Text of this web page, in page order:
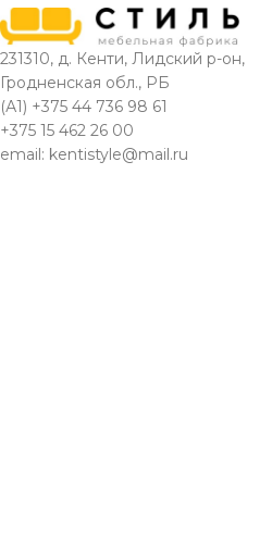
231310, д. Кенти, Лидский р-он,
Гродненская обл., РБ
(А1) +375 44 736 98 61
+375 15 462 26 00
email: kentistyle@mail.ru